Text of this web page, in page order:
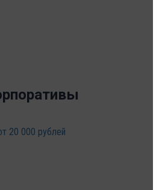
20 000 рублей